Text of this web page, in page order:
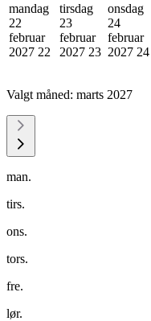
mandag
22
februar
2027 22
tirsdag
23
februar
2027 23
onsdag
24
februar
2027 24
Valgt måned: marts 2027
man.
tirs.
ons.
tors.
fre.
lør.